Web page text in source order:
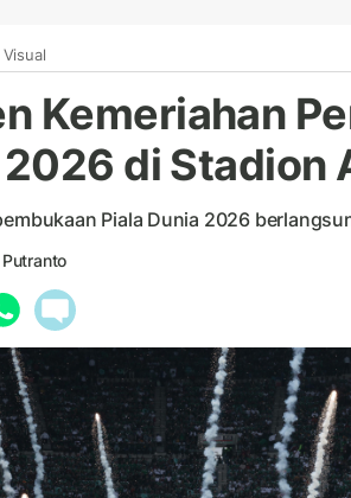
Visual
Kemeriahan
2026 di Stadion
Piala Dunia 2026